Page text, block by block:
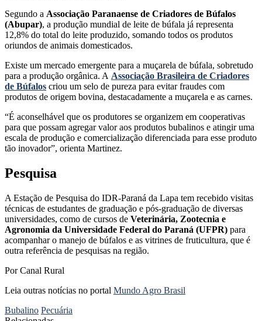
Segundo a Associação Paranaense de Criadores de Búfalos
(Abupar), a produção mundial de leite de búfala já representa
12,8% do total do leite produzido, somando todos os produtos
oriundos de animais domesticados.
Existe um mercado emergente para a muçarela de búfala, sobretudo
para a produção orgânica. A Associação Brasileira de Criadores
de Búfalos criou um selo de pureza para evitar fraudes com
produtos de origem bovina, destacadamente a muçarela e as carnes.
“É aconselhável que os produtores se organizem em cooperativas
para que possam agregar valor aos produtos bubalinos e atingir uma
escala de produção e comercialização diferenciada para esse produto
tão inovador”, orienta Martinez.
Pesquisa
A Estação de Pesquisa do IDR-Paraná da Lapa tem recebido visitas
técnicas de estudantes de graduação e pós-graduação de diversas
universidades, como de cursos de Veterinária, Zootecnia e
Agronomia da Universidade Federal do Paraná (UFPR) para
acompanhar o manejo de búfalos e as vitrines de fruticultura, que é
outra referência de pesquisas na região.
Por Canal Rural
Leia outras notícias no portal Mundo Agro Brasil
Bubalino Pecuária